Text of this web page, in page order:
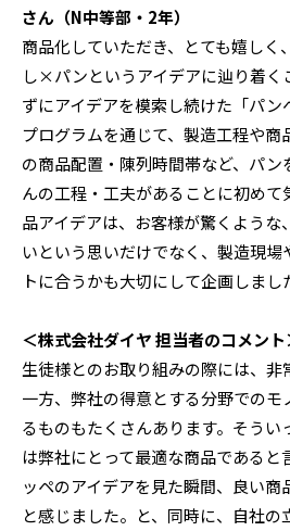
さん（N中等部・2年）
商品化していただき、とても嬉しく
し×パンというアイデアに辿り着く
ずにアイデアを模索し続けた「パン
プログラムを通じて、製造工程や商
の商品配置・陳列時間帯など、パン
んの工程・工夫があることに初め
品アイデアは、お客様が驚くよう
いという思いだけでなく、製造現
トに合うかも大切にして企画しまし
＜株式会社ダイヤ 担当者のコメント
生徒様とのお取り組みの際には、非
一方、弊社の得意とする分野での
るものもたくさんあります。そう
は弊社にとって最適な商品であると
ッペのアイデアを見た瞬間、良い
と感じました。と、同時に、自社